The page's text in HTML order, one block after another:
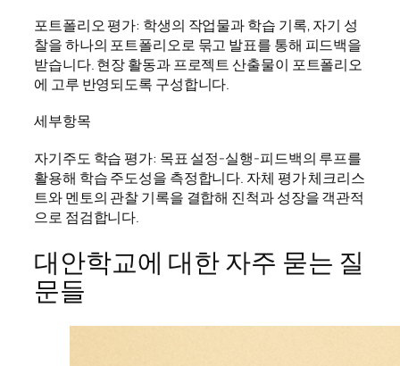
포트폴리오 평가: 학생의 작업물과 학습 기록, 자기 성
찰을 하나의 포트폴리오로 묶고 발표를 통해 피드백을
받습니다. 현장 활동과 프로젝트 산출물이 포트폴리오
에 고루 반영되도록 구성합니다.
세부항목
자기주도 학습 평가: 목표 설정-실행-피드백의 루프를
활용해 학습 주도성을 측정합니다. 자체 평가 체크리스
트와 멘토의 관찰 기록을 결합해 진척과 성장을 객관적
으로 점검합니다.
대안학교에 대한 자주 묻는 질
문들